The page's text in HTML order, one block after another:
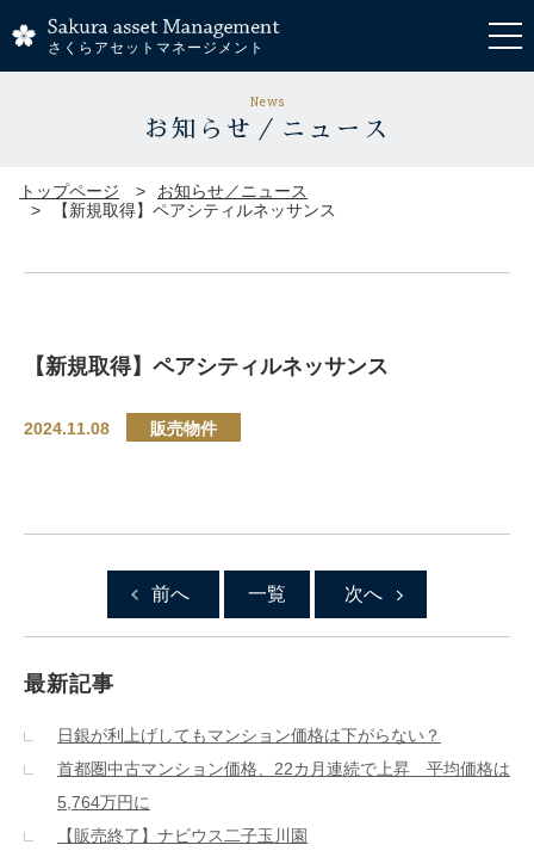
さくらアセットマネージメント
News
お知らせ／ニュース
トップページ
お知らせ／ニュース
【新規取得】ペアシティルネッサンス
【新規取得】ペアシティルネッサンス
2024.11.08 販売物件
前へ 一覧 次へ
最新記事
日銀が利上げしてもマンション価格は下がらない？
首都圏中古マンション価格、22カ月連続で上昇 平均価格は
5,764万円に
【販売終了】ナビウス二子玉川園